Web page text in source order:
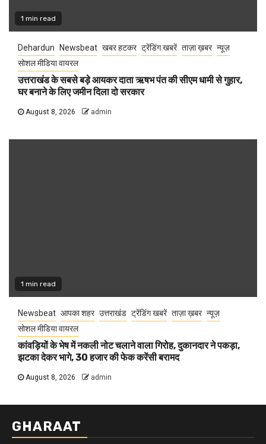
1 min read
Dehardun Newsbeat खबर हटकर ट्रेंडिंग खबरें ताज़ा ख़बर न्यूज़
सोशल मीडिया वायरल
उत्तराखंड के सबसे बड़े आयकर दाता ऋषभ पंत की सीएम धामी से गुहार,
घर बनाने के लिए जमीन दिला दो सरकार
August 8, 2026 admin
1 min read
Newsbeat आपका शहर उत्तराखंड ट्रेंडिंग खबरें ताज़ा ख़बर न्यूज़
सोशल मीडिया वायरल
कांवड़ियों के भेष में नकली नोट चलाने वाला गिरोह, दुकानदार ने पकड़ा,
झटका देकर भागे, 30 हजार की फेक करेंसी बरामद
August 8, 2026 admin
GHARAAT